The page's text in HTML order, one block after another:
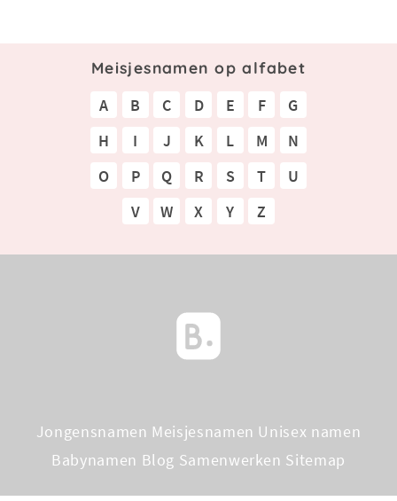
Meisjesnamen op alfabet
A B C D E F
G
H
I J K L M
N
O
P Q R S T
U
V
W X Y Z
Jongensnamen Meisjesnamen Unisex namen
Babynamen Blog Samenwerken Sitemap